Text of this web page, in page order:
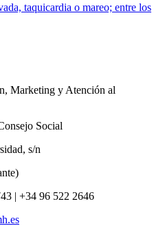
taquicardia o mareo; entre los
Marketing y Atención al
Social
s/n
| +34 96 522 2646